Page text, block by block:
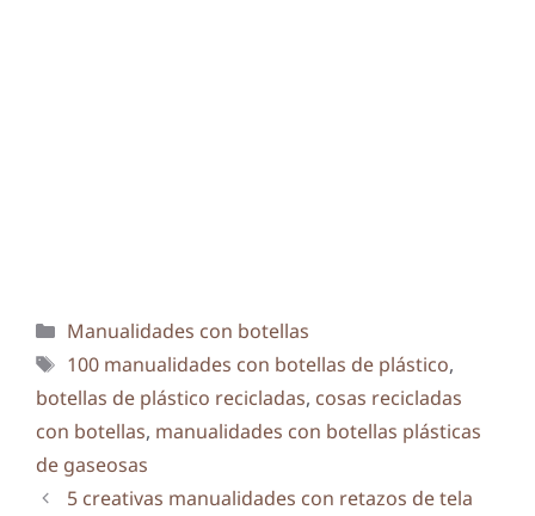
Categorías
Manualidades con botellas
Etiquetas
100 manualidades con botellas de plástico,
botellas de plástico recicladas, cosas recicladas
con botellas, manualidades con botellas plásticas
de gaseosas
5 creativas manualidades con retazos de tela